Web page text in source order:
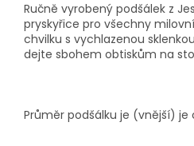
Ručně vyrobený podšálek z
pryskyřice pro všechny
chvilku s vychlazenou
dejte sbohem obtiskům na
Průměr podšálku je (vnější) je